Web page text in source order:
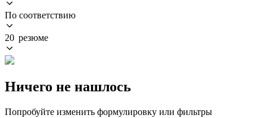
По соответствию
20 резюме
Ничего не нашлось
Попробуйте изменить формулировку или фильтры